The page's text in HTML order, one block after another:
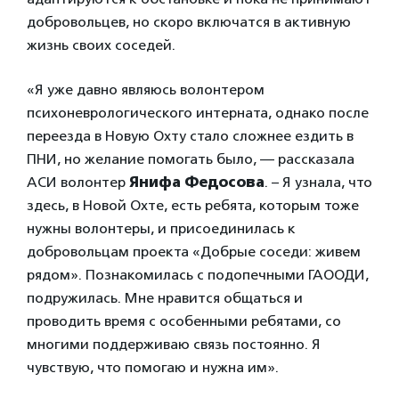
добровольцев, но скоро включатся в активную
жизнь своих соседей.
«Я уже давно являюсь волонтером
психоневрологического интерната, однако после
переезда в Новую Охту стало сложнее ездить в
ПНИ, но желание помогать было, — рассказала
АСИ волонтер Янифа Федосова. – Я узнала, что
здесь, в Новой Охте, есть ребята, которым тоже
нужны волонтеры, и присоединилась к
добровольцам проекта «Добрые соседи: живем
рядом». Познакомилась с подопечными ГАООДИ,
подружилась. Мне нравится общаться и
проводить время с особенными ребятами, со
многими поддерживаю связь постоянно. Я
чувствую, что помогаю и нужна им».